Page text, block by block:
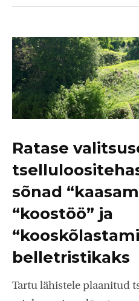
Ratase
sõnad
“koostöö” ja
belletristikaks
Tartu lähistele plaanitud